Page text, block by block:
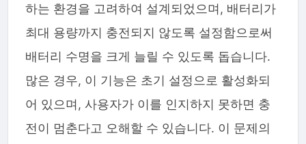
하는 환경을 고려하여 설계되었으며, 배터리가
최대 용량까지 충전되지 않도록 설정함으로써
배터리 수명을 크게 늘릴 수 있도록 돕습니다.
많은 경우, 이 기능은 초기 설정으로 활성화되
어 있으며, 사용자가 이를 인지하지 못하면 충
전이 멈춘다고 오해할 수 있습니다. 이 문제의